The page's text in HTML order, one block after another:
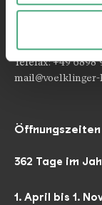
Ihrer
Partner führen
weiteren Daten
66333 Völklingen
Telefon: +49 6898
Telefax: +49 6898
mail@voelklinger-
Öffnungszeiten
362 Tage im
1. April bis 1.